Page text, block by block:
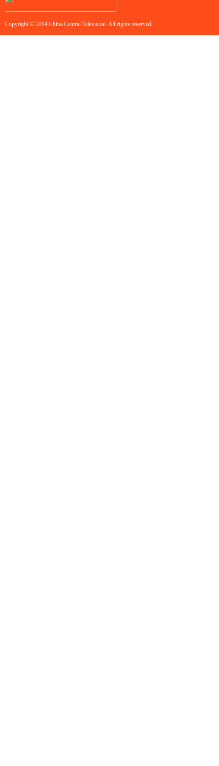
Copyright © 2014 China Central Television. All rights reserved.